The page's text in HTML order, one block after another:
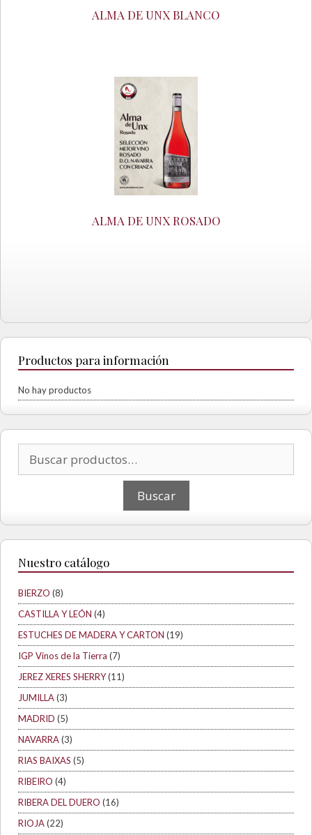
ALMA DE UNX BLANCO
ALMA DE UNX ROSADO
Productos para información
No hay productos
Nuestro catálogo
BIERZO (8)
CASTILLA Y LEÓN (4)
ESTUCHES DE MADERA Y CARTON (19)
IGP Vinos de la Tierra (7)
JEREZ XERES SHERRY(11)
JUMILLA(3)
MADRID (5)
NAVARRA(3)
RIAS BAIXAS (5)
RIBEIRO (4)
RIBERA DEL DUERO (16)
RIOJA(22)